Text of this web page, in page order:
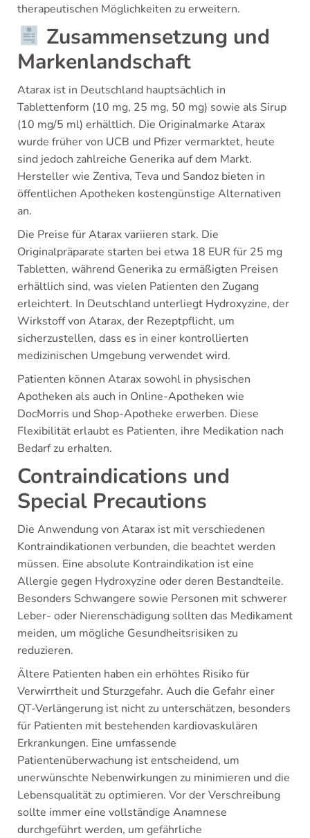
therapeutischen Möglichkeiten zu erweitern.
Zusammensetzung und
Markenlandschaft
Atarax ist in Deutschland hauptsächlich in
Tablettenform (10 mg, 25 mg, 50 mg) sowie als Sirup
(10 mg/5 ml) erhältlich. Die Originalmarke Atarax
wurde früher von UCB und Pfizer vermarktet, heute
sind jedoch zahlreiche Generika auf dem Markt.
Hersteller wie Zentiva, Teva und Sandoz bieten in
öffentlichen Apotheken kostengünstige Alternativen
an.
Die Preise für Atarax variieren stark. Die
Originalpräparate starten bei etwa 18 EUR für 25 mg
Tabletten, während Generika zu ermäßigten Preisen
erhältlich sind, was vielen Patienten den Zugang
erleichtert. In Deutschland unterliegt Hydroxyzine, der
Wirkstoff von Atarax, der Rezeptpflicht, um
sicherzustellen, dass es in einer kontrollierten
medizinischen Umgebung verwendet wird.
Patienten können Atarax sowohl in physischen
Apotheken als auch in Online-Apotheken wie
DocMorris und Shop-Apotheke erwerben. Diese
Flexibilität erlaubt es Patienten, ihre Medikation nach
Bedarf zu erhalten.
Contraindications und
Special Precautions
Die Anwendung von Atarax ist mit verschiedenen
Kontraindikationen verbunden, die beachtet werden
müssen. Eine absolute Kontraindikation ist eine
Allergie gegen Hydroxyzine oder deren Bestandteile.
Besonders Schwangere sowie Personen mit schwerer
Leber- oder Nierenschädigung sollten das Medikament
meiden, um mögliche Gesundheitsrisiken zu
reduzieren.
Ältere Patienten haben ein erhöhtes Risiko für
Verwirrtheit und Sturzgefahr. Auch die Gefahr einer
QT-Verlängerung ist nicht zu unterschätzen, besonders
für Patienten mit bestehenden kardiovaskulären
Erkrankungen. Eine umfassende
Patientenüberwachung ist entscheidend, um
unerwünschte Nebenwirkungen zu minimieren und die
Lebensqualität zu optimieren. Vor der Verschreibung
sollte immer eine vollständige Anamnese
durchgeführt werden, um gefährliche